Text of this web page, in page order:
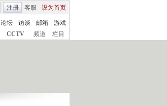
客服 设为首页
注册
论坛 访谈 邮箱
游戏
CCTV 频道 栏目